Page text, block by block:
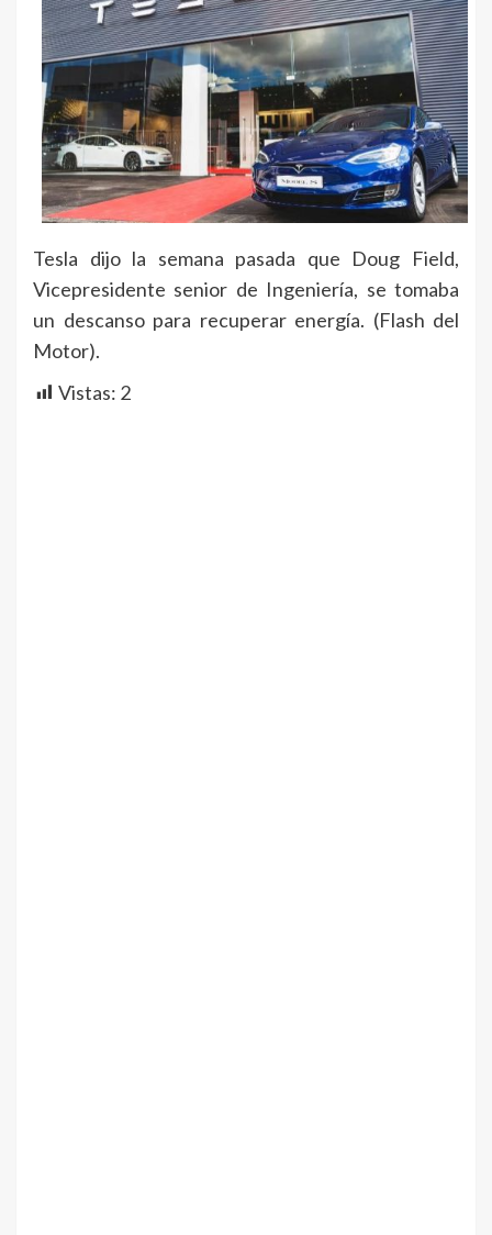
Tesla dijo la semana pasada que Doug Field,
Vicepresidente senior de Ingeniería, se tomaba
un descanso para recuperar energía. (Flash del
Motor).
Vistas: 2